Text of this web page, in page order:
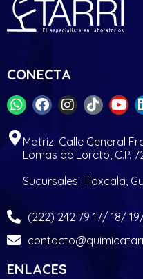
CONECTA
Matriz: Calle General
Lomas de Loreto, C.P.
Sucursales: Tlaxcala,
(222) 242 79 17/ 18/
ENLACES